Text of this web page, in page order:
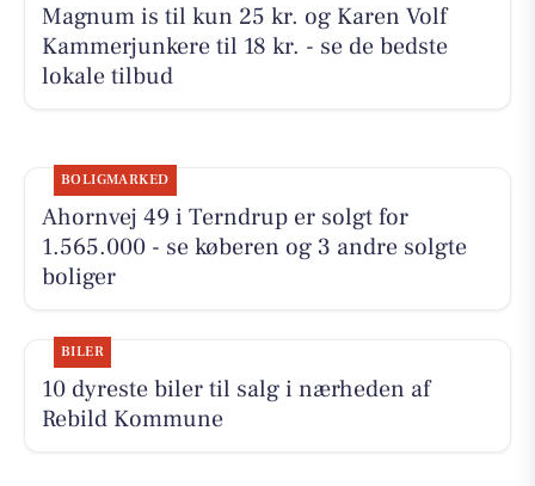
Magnum is til kun 25 kr. og Karen Volf
Kammerjunkere til 18 kr. - se de bedste
lokale tilbud
BOLIGMARKED
Ahornvej 49 i Terndrup er solgt for
1.565.000 - se køberen og 3 andre solgte
boliger
BILER
10 dyreste biler til salg i nærheden af
Rebild Kommune